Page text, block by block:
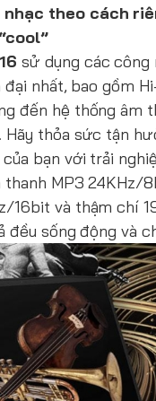
nhạc theo cách
sử dụng các công
nhất, bao gồm
đến hệ thống âm
Hãy thỏa sức tận
bạn với trải
MP3 24KHz/
16bit và thậm chí
đều sống động và